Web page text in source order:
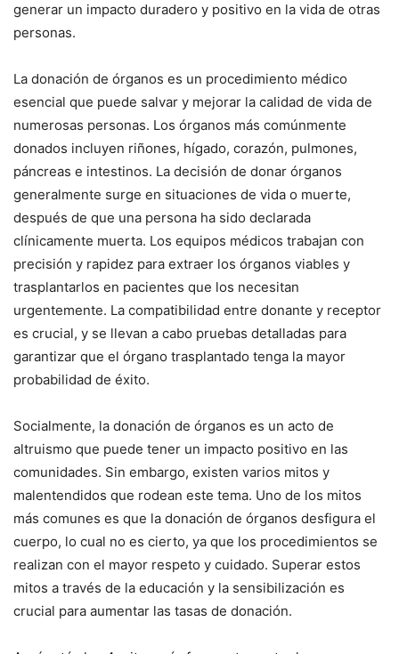
generar un impacto duradero y positivo en la vida de otras
personas.
La donación de órganos es un procedimiento médico
esencial que puede salvar y mejorar la calidad de vida de
numerosas personas. Los órganos más comúnmente
donados incluyen riñones, hígado, corazón, pulmones,
páncreas e intestinos. La decisión de donar órganos
generalmente surge en situaciones de vida o muerte,
después de que una persona ha sido declarada
clínicamente muerta. Los equipos médicos trabajan con
precisión y rapidez para extraer los órganos viables y
trasplantarlos en pacientes que los necesitan
urgentemente. La compatibilidad entre donante y receptor
es crucial, y se llevan a cabo pruebas detalladas para
garantizar que el órgano trasplantado tenga la mayor
probabilidad de éxito.
Socialmente, la donación de órganos es un acto de
altruismo que puede tener un impacto positivo en las
comunidades. Sin embargo, existen varios mitos y
malentendidos que rodean este tema. Uno de los mitos
más comunes es que la donación de órganos desfigura el
cuerpo, lo cual no es cierto, ya que los procedimientos se
realizan con el mayor respeto y cuidado. Superar estos
mitos a través de la educación y la sensibilización es
crucial para aumentar las tasas de donación.